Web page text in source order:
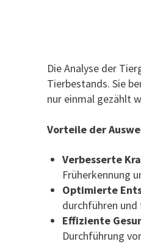
Die Analyse der
Tierbestands. Sie
nur einmal gezählt
Vorteile der
Verbesserte
Früherkennung
Optimierte
durchführen
Effiziente
Durchführung